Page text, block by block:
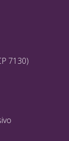
7130)